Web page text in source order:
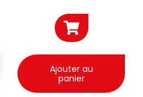
Ajouter au
panier